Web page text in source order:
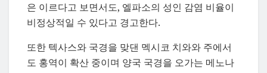
은 이르다고 보면서도, 엘파소의 성인 감염 비율이
비정상적일 수 있다고 경고한다.
또한 텍사스와 국경을 맞댄 멕시코 치와와 주에서
도 홍역이 확산 중이며 양국 국경을 오가는 메노나